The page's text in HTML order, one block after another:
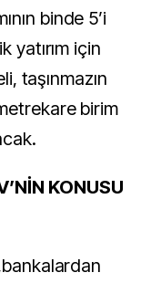
binde 5’i
yatırım için
taşınmazın
birim
KONUSU